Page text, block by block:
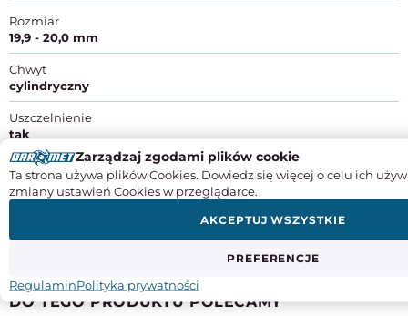
Rozmiar
19,9 - 20,0 mm
Chwyt
cylindryczny
Uszczelnienie
tak
Zestaw
nie
Producent:
ul. Wojska Polskiego 56, 18-500 Kolno
Kraj pochodzenia: Polska
: +48 862 782 722, info@zmkolno.pl
DO TEGO PRODUKTU POLECAMY
Zarządzaj zgodami plików cookie
Ta strona używa plików Cookies. Dowiedz się więcej o celu ich
zmiany ustawień Cookies w przeglądarce.
PREFERENCJE
AKCEPTUJ WSZYSTKIE
RegulaminPolityka prywatności